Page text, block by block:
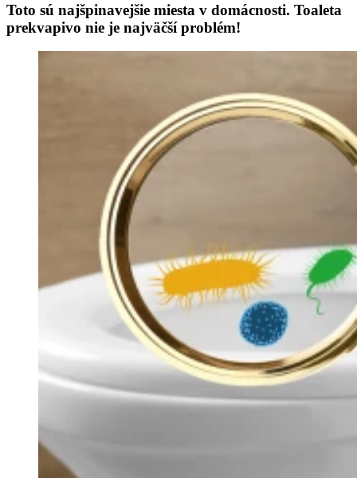
Toto sú najšpinavejšie miesta v domácnosti. Toaleta
prekvapivo nie je najväčší problém!